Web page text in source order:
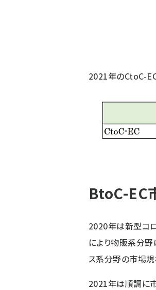
2021年のCtoC-
BtoC-EC
2020年は新型コ
により物販系分
ス系分野の市場
2021年は順調に